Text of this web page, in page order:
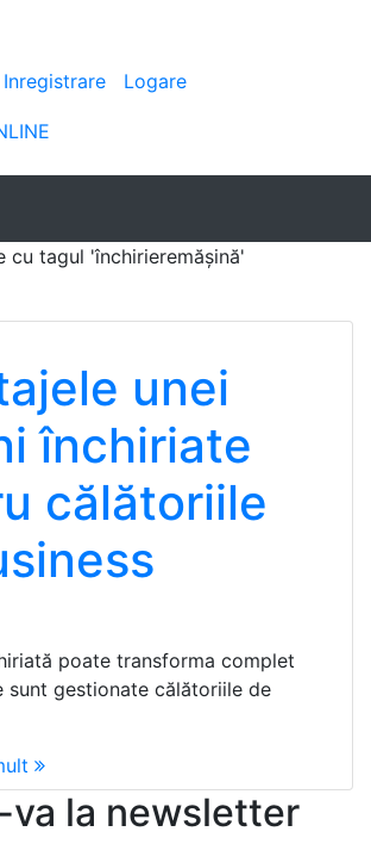
Inregistrare Logare
cu tagul 'închirieremășină'
unei
închiriate
călătoriile
poate transforma complet
sunt gestionate călătoriile de
la newsletter